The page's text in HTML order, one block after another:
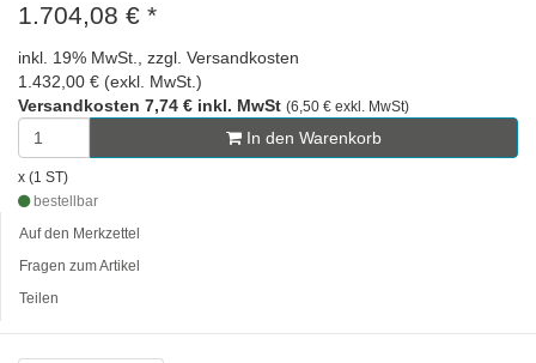
1.704,08 € *
inkl. 19% MwSt., zzgl. Versandkosten
1.432,00 € (exkl. MwSt.)
Versandkosten 7,74 € inkl. MwSt (6,50 € exkl. MwSt)
In den Warenkorb
x (1 ST)
bestellbar
Auf den Merkzettel
Fragen zum Artikel
Teilen